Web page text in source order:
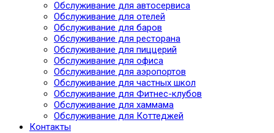
Обслуживание для автосервиса
Обслуживание для отелей
Обслуживание для баров
Обслуживание для ресторана
Обслуживание для пиццерий
Обслуживание для офиса
Обслуживание для аэропортов
Обслуживание для частных школ
Обслуживание для Фитнес-клубов
Обслуживание для хаммама
Обслуживание для Коттеджей
Контакты